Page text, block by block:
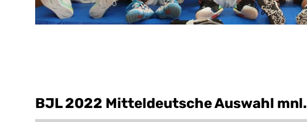
BJL 2022 Mitteldeutsche Auswahl mnl.